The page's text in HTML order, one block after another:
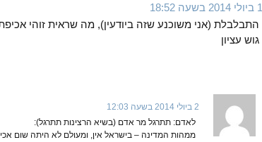
1 ביולי 2014 בשעה 18:52
התבלבלת (אני משוכנע שזה ביודעין), מה שראית זוהי
גוש עציון
2 ביולי 2014 בשעה 12:03
לאדם: תתרגל מר אדם (בשיא הרצינות תתרגל):
ממהות המדינה – בישראל אין, ומעולם לא היתה שום